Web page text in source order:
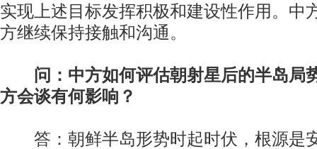
实现上述目标发挥积极和建设性作用。中
方继续保持接触和沟通。
问：中方如何评估朝射星后的半岛局
方会谈有何影响？
答：朝鲜半岛形势时起时伏，根源是